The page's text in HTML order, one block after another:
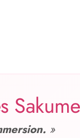
Sakume
»